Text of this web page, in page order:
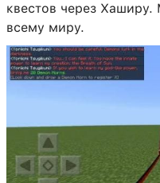
квестов через Хаширу.
всему миру.